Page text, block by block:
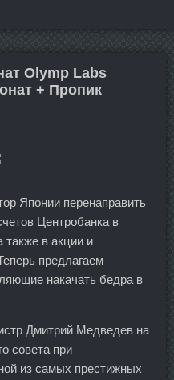
Olymp Labs
+ Пропик
Японии перенаправить
Центробанка в
также в акции и
предлагаем
накачать бедра в
Дмитрий Медведев на
совета при
из самых престижных